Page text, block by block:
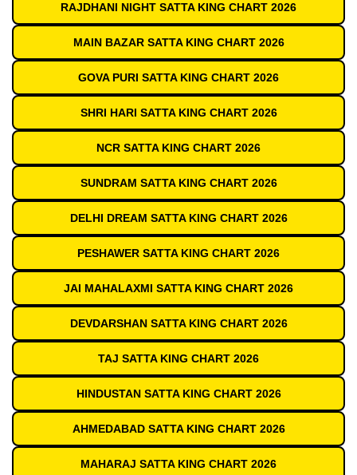
RAJDHANI NIGHT SATTA KING CHART 2026
MAIN BAZAR SATTA KING CHART 2026
GOVA PURI SATTA KING CHART 2026
SHRI HARI SATTA KING CHART 2026
NCR SATTA KING CHART 2026
SUNDRAM SATTA KING CHART 2026
DELHI DREAM SATTA KING CHART 2026
PESHAWER SATTA KING CHART 2026
JAI MAHALAXMI SATTA KING CHART 2026
DEVDARSHAN SATTA KING CHART 2026
TAJ SATTA KING CHART 2026
HINDUSTAN SATTA KING CHART 2026
AHMEDABAD SATTA KING CHART 2026
MAHARAJ SATTA KING CHART 2026